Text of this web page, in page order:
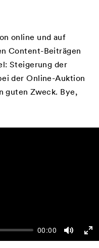
online und auf
Content-Beiträgen
Steigerung der
der Online-Auktion
guten Zweck. Bye,
00:00
Mute